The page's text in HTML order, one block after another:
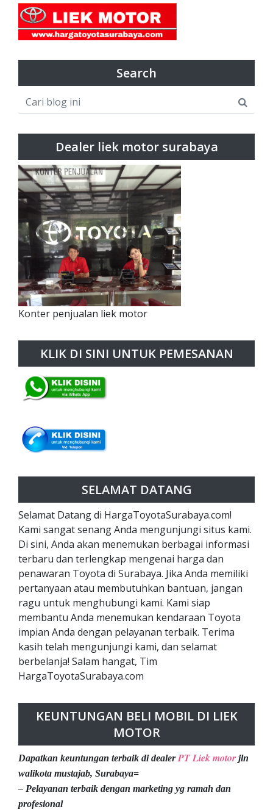
Search
Dealer liek motor surabaya
Konter penjualan liek motor
KLIK DI SINI UNTUK PEMESANAN
SELAMAT DATANG
Selamat Datang di HargaToyotaSurabaya.com!
Kami sangat senang Anda mengunjungi situs kami.
Di sini, Anda akan menemukan berbagai informasi
terbaru dan terlengkap mengenai harga dan
penawaran Toyota di Surabaya. Jika Anda memiliki
pertanyaan atau membutuhkan bantuan, jangan
ragu untuk menghubungi kami. Kami siap
membantu Anda menemukan kendaraan Toyota
impian Anda dengan pelayanan terbaik. Terima
kasih telah mengunjungi kami, dan selamat
berbelanja! Salam hangat, Tim
HargaToyotaSurabaya.com
KEUNTUNGAN BELI MOBIL DI LIEK
MOTOR
Dapatkan keuntungan terbaik di dealerPT Liek motor jln
walikota mustajab, Surabaya=
– Pelayanan terbaik dengan marketing yg ramah dan
profesional